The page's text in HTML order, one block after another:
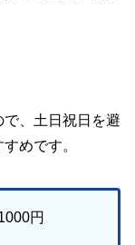
で、土日祝日を避
めです。
円